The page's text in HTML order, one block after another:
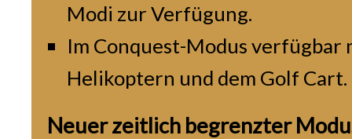
Modi zur Verfügung.
Im Conquest-Modus verfügbar
Helikoptern und dem Golf Cart.
Neuer zeitlich begrenzter